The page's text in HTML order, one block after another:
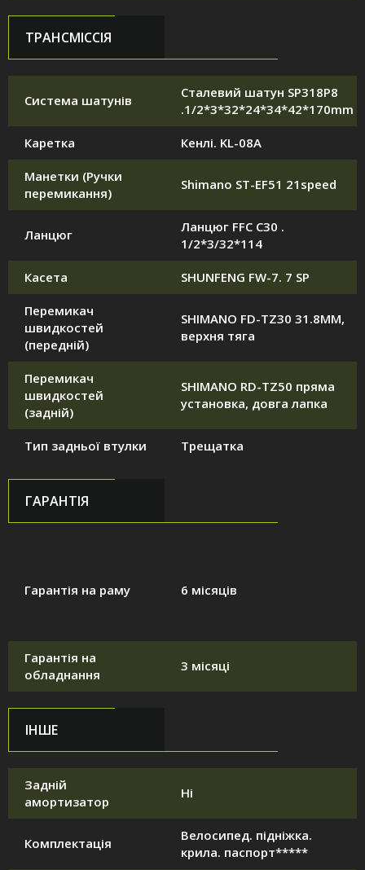
ТРАНСМІССІЯ
Система шатунів
Сталевий шатун SP318P8
.1/2*3*32*24*34*42*170mm
Каретка Кенлі. KL-08A
Манетки (Ручки
перемикання)
Shimano ST-EF51 21speed
Ланцюг
Ланцюг FFC C30 .
1/2*3/32*114
Касета SHUNFENG FW-7. 7 SP
Перемикач
швидкостей
(передній)
SHIMANO FD-TZ30 31.8MM,
верхня тяга
Перемикач
швидкостей
(задній)
SHIMANO RD-TZ50 пряма
установка, довга лапка
Тип задньої втулки Трещатка
ГАРАНТІЯ
Гарантія на раму 6 місяців
Гарантія на
обладнання
3 місяці
ІНШЕ
Задній
амортизатор
Ні
Комплектація
Велосипед. підніжка.
крила. паспорт*****